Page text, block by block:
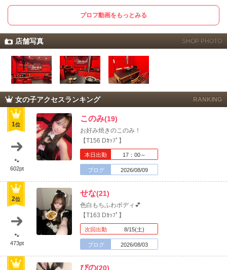
プロフ動画をもっとみる
店舗写真 SHOP PHOTO
女の子アクセスランキング RANKING
1位
🐾
602pt
このみ(19)
お好み焼きのこのみ！
【T156 Dｶｯﾌﾟ】
本日出勤 17：00～
ブログ 2026/08/09
2位
🐾
473pt
せな(21)
色白もちふわボディ💕
【T163 Dｶｯﾌﾟ】
次回出勤 8/15(土)
ブログ 2026/08/03
ぴの(20)